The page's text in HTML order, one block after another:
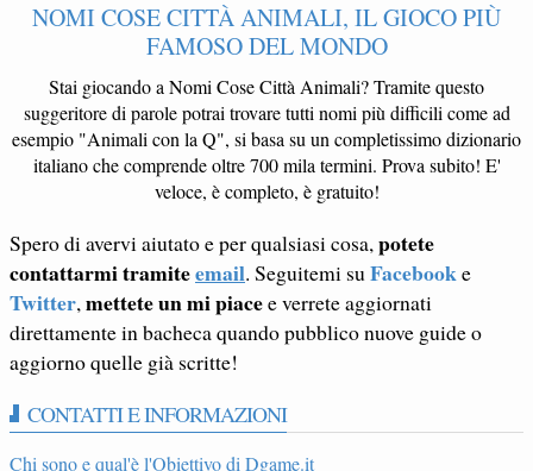
NOMI COSE CITTÀ ANIMALI, IL GIOCO PIÙ
FAMOSO DEL MONDO
Stai giocando a Nomi Cose Città Animali? Tramite questo
suggeritore di parole potrai trovare tutti nomi più difficili come ad
esempio "Animali con la Q", si basa su un completissimo dizionario
italiano che comprende oltre 700 mila termini. Prova subito! E'
veloce, è completo, è gratuito!
Spero di avervi aiutato e per qualsiasi cosa, potete
contattarmi tramiteemail. Seguitemi su Facebooke
Twitter, mettete un mi piacee verrete aggiornati
direttamente in bacheca quando pubblico nuove guide o
aggiorno quelle già scritte!
CONTATTI E INFORMAZIONI
Chi sono e qual'è l'Obiettivo di Dgame.it